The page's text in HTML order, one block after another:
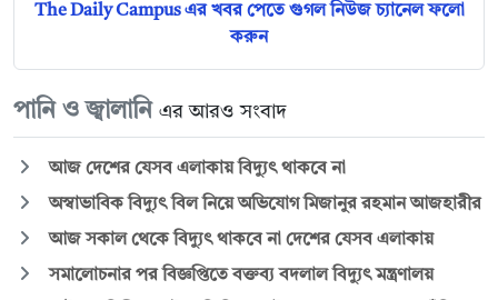
The Daily Campus এর খবর পেতে গুগল নিউজ চ্যানেল ফলো
করুন
পানি ও জ্বালানি এর আরও সংবাদ
আজ দেশের যেসব এলাকায় বিদ্যুৎ থাকবে না
অস্বাভাবিক বিদ্যুৎ বিল নিয়ে অভিযোগ মিজানুর রহমান আজহারীর
আজ সকাল থেকে বিদ্যুৎ থাকবে না দেশের যেসব এলাকায়
সমালোচনার পর বিজ্ঞপ্তিতে বক্তব্য বদলাল বিদ্যুৎ মন্ত্রণালয়